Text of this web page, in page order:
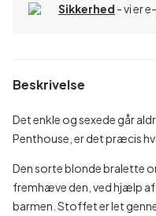
Sikkerhed - vi er
Beskrivelse
Det enkle og sexede går
Penthouse, er det præcis
Den sorte blonde bralette
fremhæve den, ved hjælp
barmen. Stoffet er let